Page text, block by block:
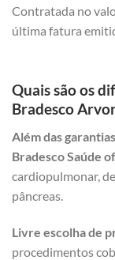
Contratada no
última fatura
Quais são os
Bradesco
Além das
Bradesco Saúde
cardiopulmonar,
pâncreas.
Livre escolha de
procedimentos